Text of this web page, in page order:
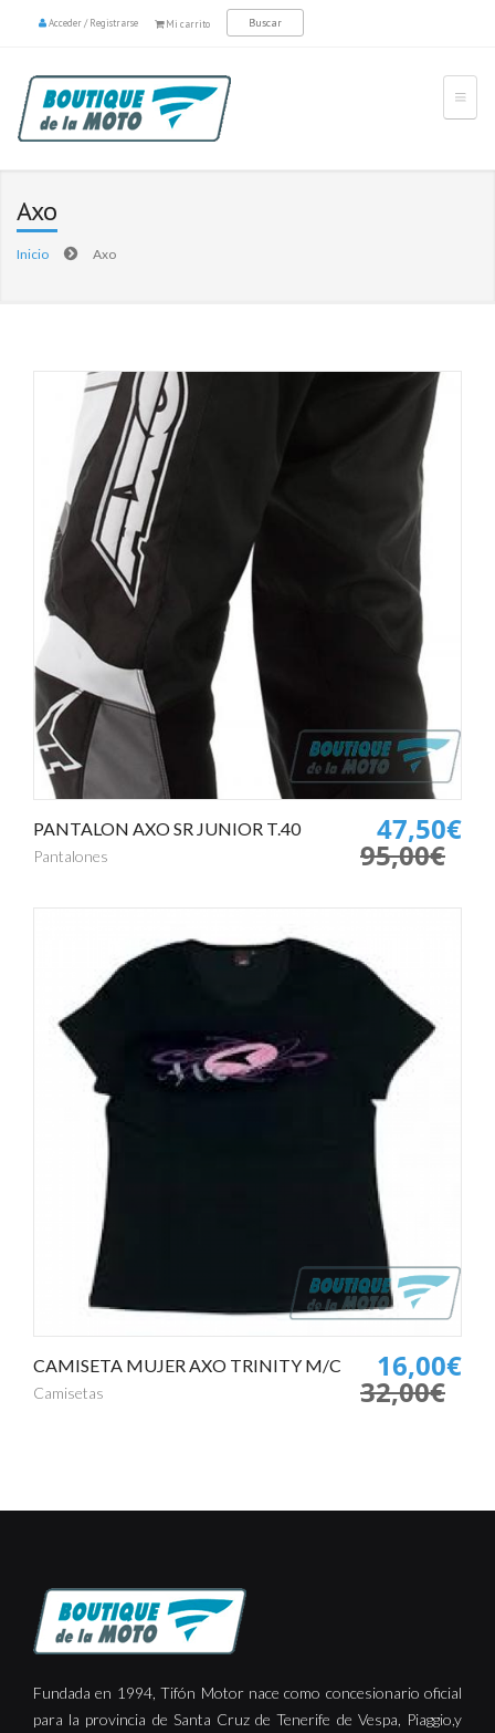
Mi carrito
Acceder/Registrarse
Axo
Inicio Axo
PANTALON AXO SR JUNIOR T.40
Pantalones
47,50€
95,00€
CAMISETA MUJER AXO TRINITY M/C
Camisetas
16,00€
32,00€
Fundada en 1994, Tifón Motor nace como concesionario oficial
para la provincia de Santa Cruz de Tenerife de Vespa, Piaggio,y